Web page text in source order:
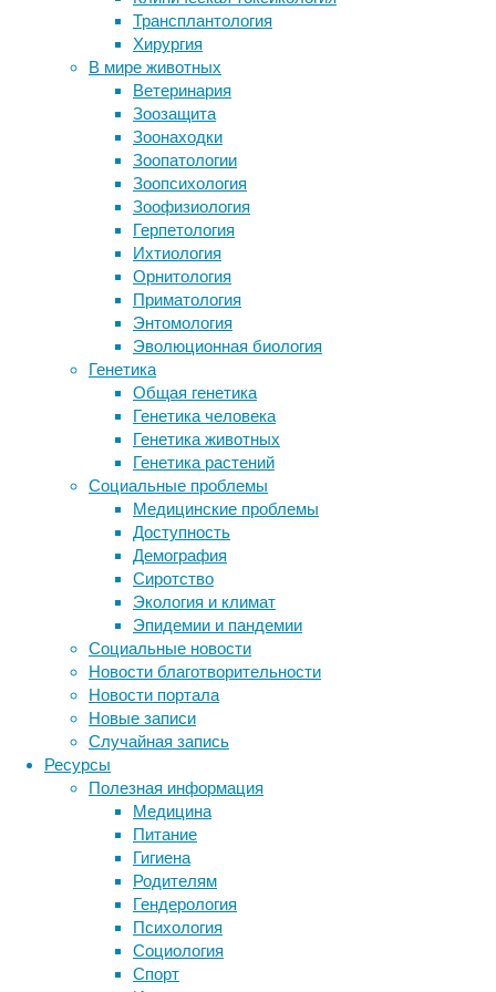
Трансплантология
Хирургия
В мире животных
Ветеринария
Зоозащита
Зоонаходки
Зоопатологии
Зоопсихология
Зоофизиология
Герпетология
Ихтиология
Орнитология
Приматология
Энтомология
Эволюционная биология
Генетика
Общая генетика
Генетика человека
Генетика животных
Генетика растений
Социальные проблемы
Медицинские проблемы
Доступность
Демография
Сиротство
Экология и климат
Эпидемии и пандемии
Социальные новости
Новости благотворительности
Новости портала
Новые записи
Случайная запись
Ресурсы
Полезная информация
Медицина
Питание
Гигиена
Родителям
Гендерология
Психология
Социология
Спорт
работы
20/05/2022,
16:20
20/05/2022
Стоит
отметить,
что
мебель
для
детского
сада
должна
быть
изготовлена
из
безопасных
материалов.
Еще
один
нюанс
яркие
цвета,
причудливые
детали
и
формы
–
они
дают
возможность
эффективно
развивать
фантазию
ребят.
столице
Индии,
например,
построен
женщины участок толстой кишки в
сердечной сумке
Птенцы колибри притворяются
гусеницами
Как бороться с глиобластомой?
Приоткрыть гематоэнцефалический
барьер
Микроглия и эпилепсия: мини-обзор
Следите за новостями
Метки